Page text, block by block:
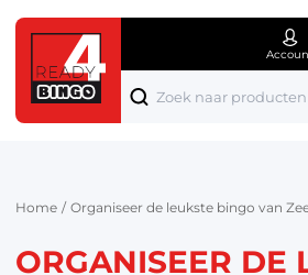
Producten
Nieuwe producten
Bingo pakketten
Over ons
Nieuwsblog
Contact
Home / Organiseer de leukste bingo van
ORGANISEER DE